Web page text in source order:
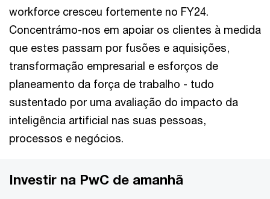
workforce cresceu fortemente no FY24.
Concentrámo-nos em apoiar os clientes à medida
que estes passam por fusões e aquisições,
transformação empresarial e esforços de
planeamento da força de trabalho - tudo
sustentado por uma avaliação do impacto da
inteligência artificial nas suas pessoas,
processos e negócios.
Investir na PwC de amanhã